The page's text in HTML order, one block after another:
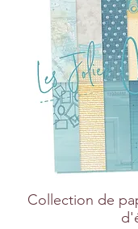
Collection de